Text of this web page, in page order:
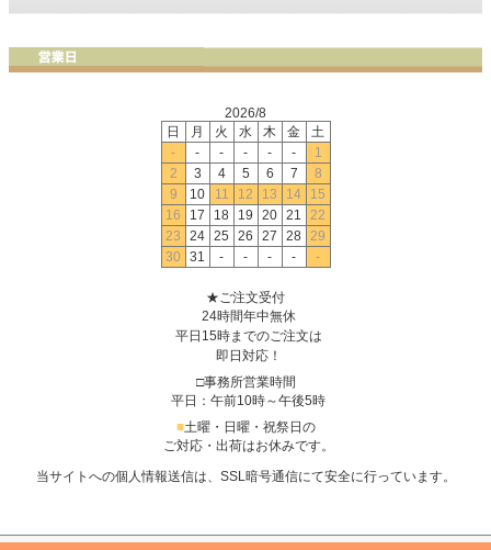
2026/8
日
月 火 水 木 金
土
-
- - - - -
1
2
3 4 5 6 7
8
9
10 11 12 13 14
15
16
17 18 19 20 21
22
23
24 25 26 27 28 29
30
31 - - - - -
★ご注文受付
24時間年中無休
平日15時までのご注文は
即日対応！
□事務所営業時間
平日：午前10時～午後5時
■土曜・日曜・祝祭日の
ご対応・出荷はお休みです。
当サイトへの個人情報送信は、SSL暗号通信にて安全に行っています。